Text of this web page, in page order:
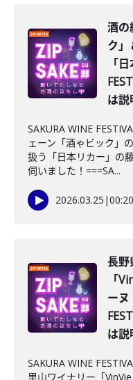
酒の
ク」
「
は説
SAKURA WINE
ェーン「酒ゃビック」
扱う「日本リカー」の
伺いました！===SA...
2026.03.25 |
長野
「
ーヌ
は説
SAKURA WINE
里山ワイナリー「